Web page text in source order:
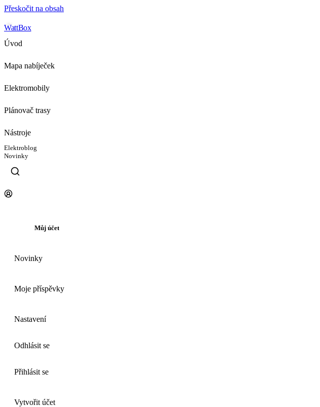
Přeskočit na obsah
WattBox
Úvod
Mapa nabíječek
Elektromobily
Plánovač trasy
Nástroje
Elektroblog
Novinky
Můj účet
Novinky
Moje příspěvky
Nastavení
Odhlásit se
Přihlásit se
Vytvořit účet